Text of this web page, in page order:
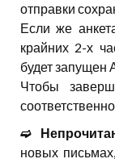
отправки
Если же
крайних 2-х
будет запущен
Чтобы
новых